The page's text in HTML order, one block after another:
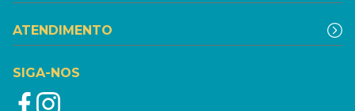
ATENDIMENTO
SIGA-NOS